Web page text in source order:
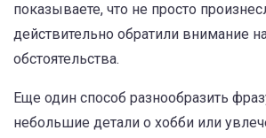
показываете, что не просто
действительно обратили внимание
обстоятельства.
Еще один способ разнообразить
небольшие детали о хобби или